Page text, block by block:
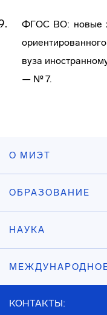
ФГОС ВО: новые
вуза
— № 7.
О МИЭТ
ОБРАЗОВАНИЕ
НАУКА
КОНТАКТЫ: